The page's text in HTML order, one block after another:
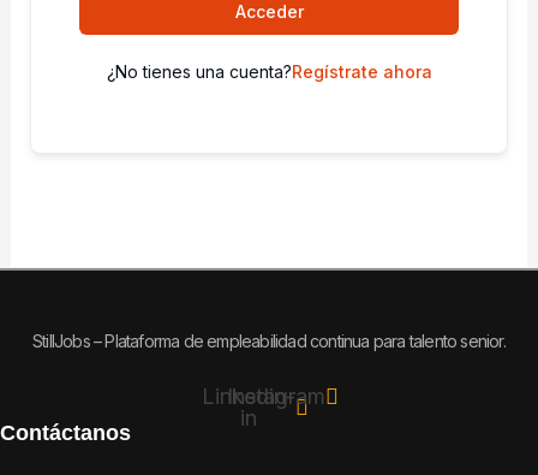
Acceder
¿No tienes una cuenta?Regístrate ahora
StillJobs – Plataforma de empleabilidad continua para talento senior.
Linkedin-
in
Instagram
Contáctanos